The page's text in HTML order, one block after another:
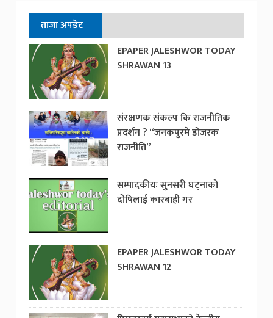
ताजा अपडेट
EPAPER JALESHWOR TODAY
SHRAWAN 13
संरक्षणक संकल्प कि राजनीतिक
प्रदर्शन ? “जनकपुरमे डोजरक
राजनीति”
सम्पादकीयः सुनसरी घट्नाको
दोषिलाई कारबाही गर
EPAPER JALESHWOR TODAY
SHRAWAN 12